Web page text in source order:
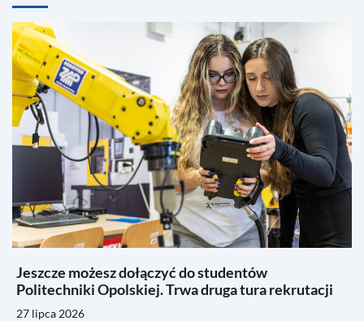
Jeszcze możesz dołączyć do studentów
Politechniki Opolskiej. Trwa druga tura rekrutacji
27 lipca 2026